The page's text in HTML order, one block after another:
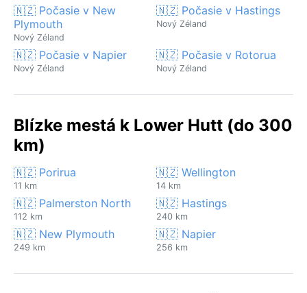
🇳🇿 Počasie v New
Plymouth
Nový Zéland
🇳🇿 Počasie v Hastings
Nový Zéland
🇳🇿 Počasie v Napier
Nový Zéland
🇳🇿 Počasie v Rotorua
Nový Zéland
Blízke mestá k Lower Hutt (do 300
km)
🇳🇿 Porirua
11 km
🇳🇿 Wellington
14 km
🇳🇿 Palmerston North
112 km
🇳🇿 Hastings
240 km
🇳🇿 New Plymouth
249 km
🇳🇿 Napier
256 km